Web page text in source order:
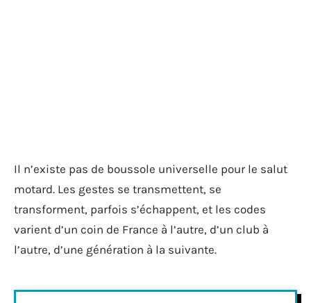
Il n’existe pas de boussole universelle pour le salut
motard. Les gestes se transmettent, se
transforment, parfois s’échappent, et les codes
varient d’un coin de France à l’autre, d’un club à
l’autre, d’une génération à la suivante.